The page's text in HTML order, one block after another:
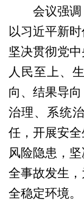
会议强调
以习近平新
坚决贯彻党
人民至上、
向、结果导
治理、系统
任，开展安
风险隐患，
全事故发生
全稳定环境。